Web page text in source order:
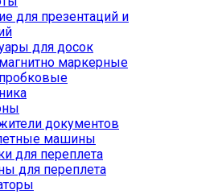
для презентаций и
для досок
маркерные
документов
машины
для переплета
для переплета